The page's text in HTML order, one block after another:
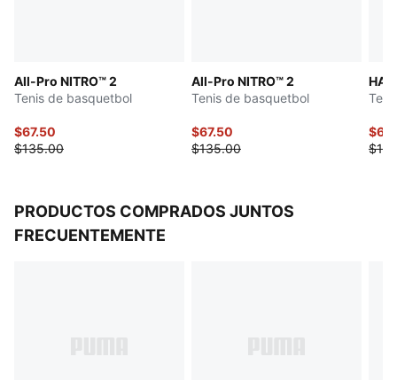
Calce regular
Empeine redondeado
Con cordones
Talón plano
All-Pro NITRO™ 2
Tenis de basquetbol
$67.50
$135.00
All-Pro NITRO™ 2
Tenis de basquetbol
$67.50
$135.00
PRODUCTOS COMPRADOS JUNTOS
FRECUENTEMENTE